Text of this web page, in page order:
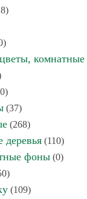
комнатные
(37)
(268)
(110)
фоны(0)
(109)